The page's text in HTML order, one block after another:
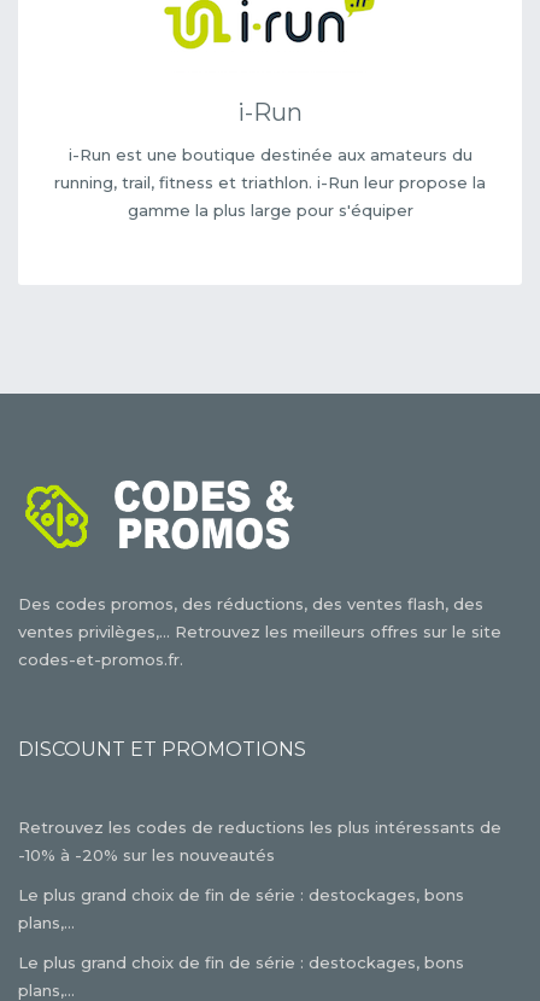
i-Run
i-Run est une boutique destinée aux amateurs du
running, trail, fitness et triathlon. i-Run leur propose la
gamme la plus large pour s'équiper
Des codes promos, des réductions, des ventes flash, des
ventes privilèges,... Retrouvez les meilleurs offres sur le site
codes-et-promos.fr.
DISCOUNT ET PROMOTIONS
Retrouvez les codes de reductions les plus intéressants de
-10% à -20% sur les nouveautés
Le plus grand choix de fin de série : destockages, bons
plans,...
Le plus grand choix de fin de série : destockages, bons
plans,...